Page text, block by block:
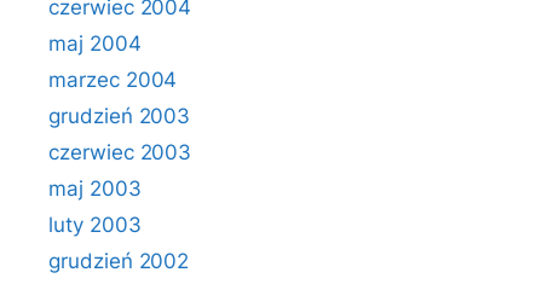
czerwiec 2004
maj 2004
marzec 2004
grudzień 2003
czerwiec 2003
maj 2003
luty 2003
grudzień 2002